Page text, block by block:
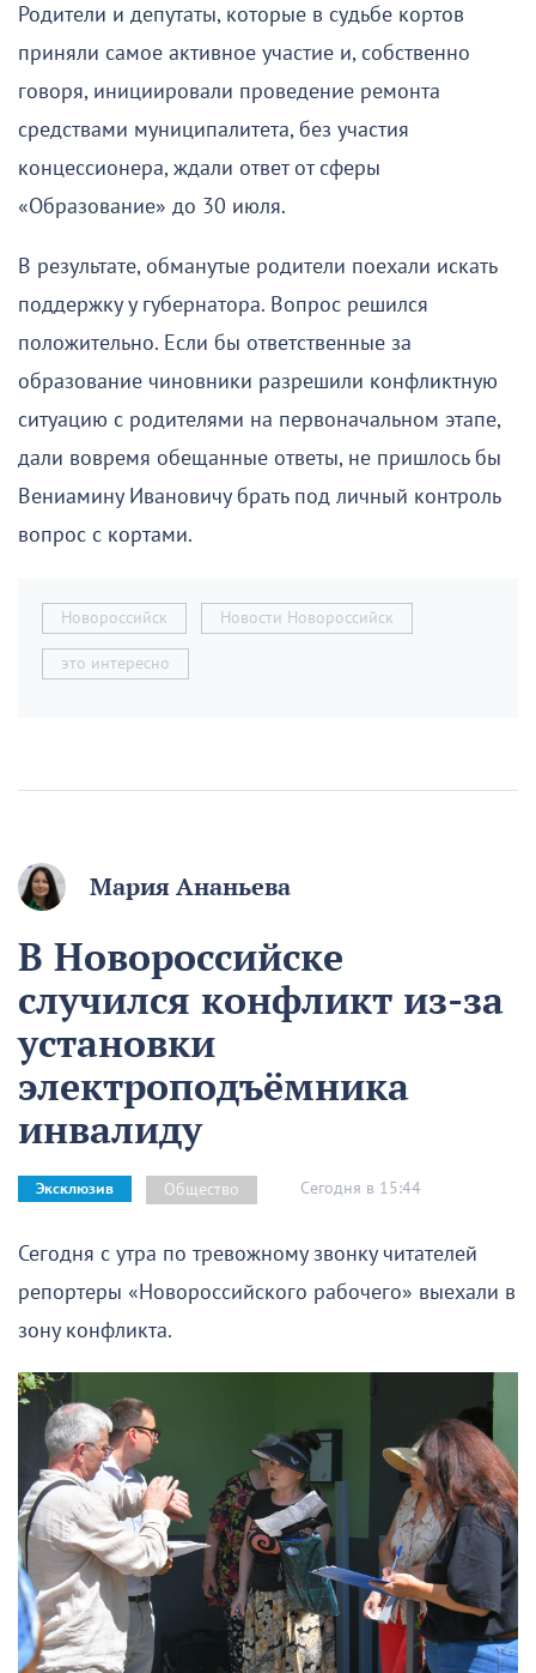
Родители и депутаты, которые в судьбе кортов
приняли самое активное участие и, собственно
говоря, инициировали проведение ремонта
средствами муниципалитета, без участия
концессионера, ждали ответ от сферы
«Образование» до 30 июля.
В результате, обманутые родители поехали искать
поддержку у губернатора. Вопрос решился
положительно. Если бы ответственные за
образование чиновники разрешили конфликтную
ситуацию с родителями на первоначальном этапе,
дали вовремя обещанные ответы, не пришлось бы
Вениамину Ивановичу брать под личный контроль
вопрос с кортами.
Новороссийск Новости Новороссийск
это интересно
Мария Ананьева
В Новороссийске
случился конфликт из-за
установки
электроподъёмника
инвалиду
Эксклюзив Общество Сегодня в 15:44
Сегодня с утра по тревожному звонку читателей
репортеры «Новороссийского рабочего» выехали в
зону конфликта.